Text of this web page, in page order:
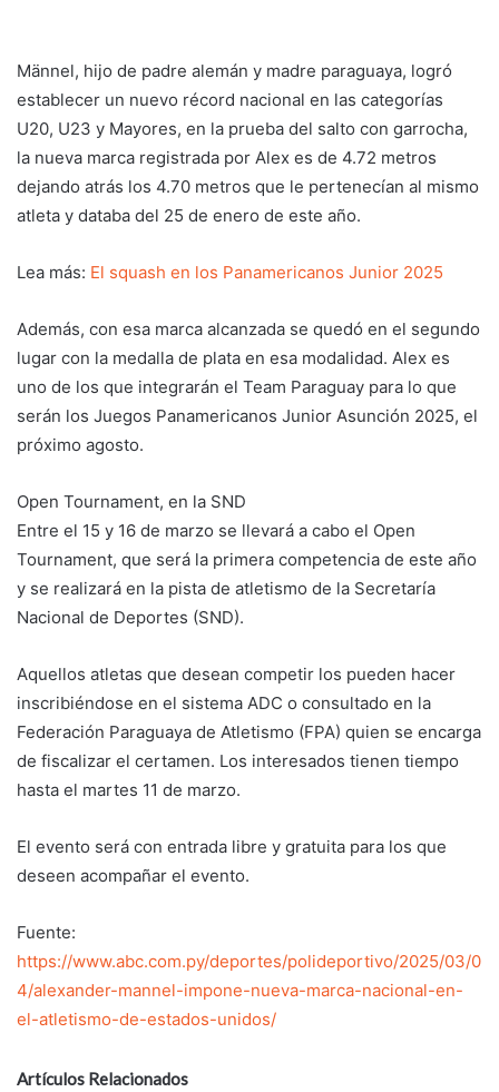
Männel, hijo de padre alemán y madre paraguaya, logró
establecer un nuevo récord nacional en las categorías
U20, U23 y Mayores, en la prueba del salto con garrocha,
la nueva marca registrada por Alex es de 4.72 metros
dejando atrás los 4.70 metros que le pertenecían al mismo
atleta y databa del 25 de enero de este año.
Lea más: El squash en los Panamericanos Junior 2025
Además, con esa marca alcanzada se quedó en el segundo
lugar con la medalla de plata en esa modalidad. Alex es
uno de los que integrarán el Team Paraguay para lo que
serán los Juegos Panamericanos Junior Asunción 2025, el
próximo agosto.
Open Tournament, en la SND
Entre el 15 y 16 de marzo se llevará a cabo el Open
Tournament, que será la primera competencia de este año
y se realizará en la pista de atletismo de la Secretaría
Nacional de Deportes (SND).
Aquellos atletas que desean competir los pueden hacer
inscribiéndose en el sistema ADC o consultado en la
Federación Paraguaya de Atletismo (FPA) quien se encarga
de fiscalizar el certamen. Los interesados tienen tiempo
hasta el martes 11 de marzo.
El evento será con entrada libre y gratuita para los que
deseen acompañar el evento.
Fuente:
https://www.abc.com.py/deportes/polideportivo/2025/03/0
4/alexander-mannel-impone-nueva-marca-nacional-en-
el-atletismo-de-estados-unidos/
Artículos Relacionados